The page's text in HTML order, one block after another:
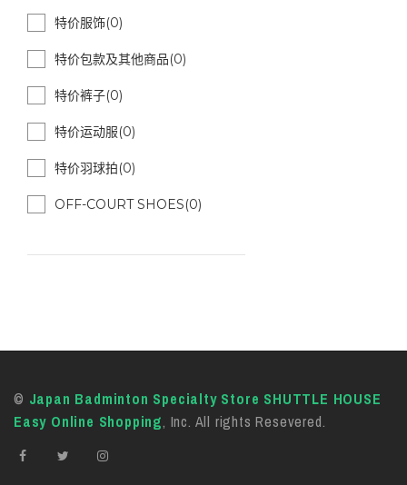
特价服饰(0)
特价包款及其他商品(0)
特价裤子(0)
特价运动服(0)
特价羽球拍(0)
OFF-COURT SHOES(0)
© Japan Badminton Specialty Store SHUTTLE HOUSE
Easy Online Shopping, Inc. All rights Resevered.